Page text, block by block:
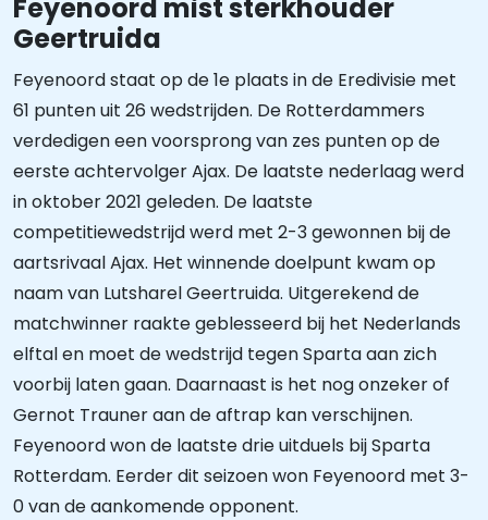
Feyenoord mist sterkhouder
Geertruida
Feyenoord staat op de 1e plaats in de Eredivisie met
61 punten uit 26 wedstrijden. De Rotterdammers
verdedigen een voorsprong van zes punten op de
eerste achtervolger Ajax. De laatste nederlaag werd
in oktober 2021 geleden. De laatste
competitiewedstrijd werd met 2-3 gewonnen bij de
aartsrivaal Ajax. Het winnende doelpunt kwam op
naam van Lutsharel Geertruida. Uitgerekend de
matchwinner raakte geblesseerd bij het Nederlands
elftal en moet de wedstrijd tegen Sparta aan zich
voorbij laten gaan. Daarnaast is het nog onzeker of
Gernot Trauner aan de aftrap kan verschijnen.
Feyenoord won de laatste drie uitduels bij Sparta
Rotterdam. Eerder dit seizoen won Feyenoord met 3-
0 van de aankomende opponent.